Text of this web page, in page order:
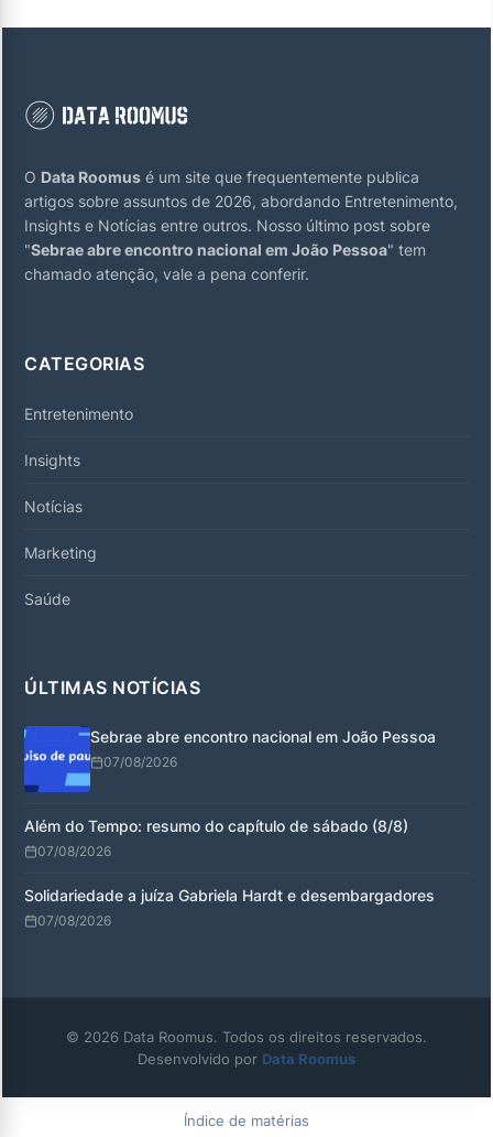
O Data Roomus é um site que frequentemente publica
artigos sobre assuntos de 2026, abordando Entretenimento,
Insights e Notícias entre outros. Nosso último post sobre
"Sebrae abre encontro nacional em João Pessoa" tem
chamado atenção, vale a pena conferir.
CATEGORIAS
Entretenimento
Insights
Notícias
Marketing
Saúde
ÚLTIMAS NOTÍCIAS
Sebrae abre encontro nacional em João Pessoa
07/08/2026
Além do Tempo: resumo do capítulo de sábado (8/8)
07/08/2026
Solidariedade a juíza Gabriela Hardt e desembargadores
07/08/2026
© 2026 Data Roomus. Todos os direitos reservados.
Desenvolvido por Data Roomus
Índice de matérias